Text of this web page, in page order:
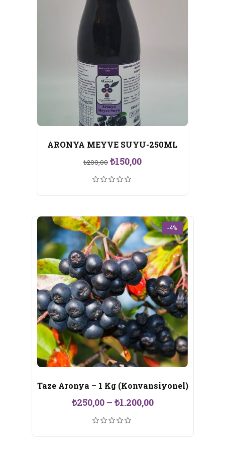
ARONYA MEYVE SUYU-250ML
₺200,00 Orijinal
fiyat:
₺200,00.
₺150,00Şu
-4%
Taze Aronya – 1 Kg (Konvansiyonel)
₺250,00 – ₺1.200,00Fiyat